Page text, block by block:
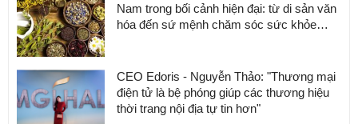
Nam trong bối cảnh hiện đại: từ di sản văn
hóa đến sứ mệnh chăm sóc sức khỏe
CEO Edoris - Nguyễn Thảo: "Thương mại
điện tử là bệ phóng giúp các thương hiệu
thời trang nội địa tự tin hơn"